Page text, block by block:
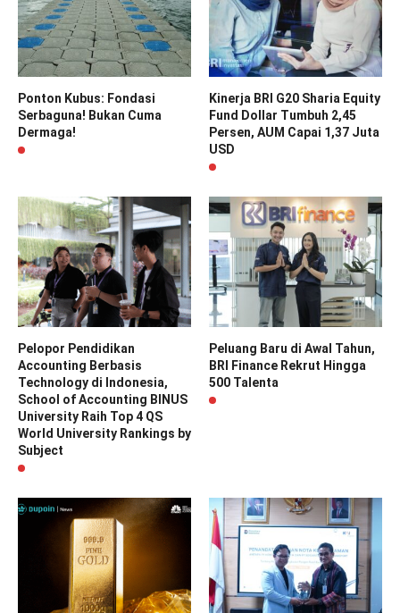
Ponton Kubus: Fondasi
Serbaguna! Bukan Cuma
Dermaga!
Kinerja BRI G20 Sharia Equity
Fund Dollar Tumbuh 2,45
Persen, AUM Capai 1,37 Juta
USD
Pelopor Pendidikan
Accounting Berbasis
Technology di Indonesia,
School of Accounting BINUS
University Raih Top 4 QS
World University Rankings by
Subject
Peluang Baru di Awal Tahun,
BRI Finance Rekrut Hingga
500 Talenta